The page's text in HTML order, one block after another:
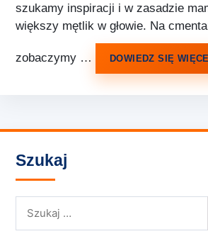
szukamy inspiracji i w zasadzie
większy mętlik w głowie. Na
zobaczymy … DOWIEDZ SIĘ
Szukaj